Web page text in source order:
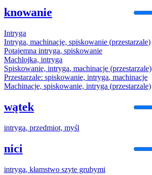
knowanie
Intryga
Intryga, machinacje, spiskowanie (przestarzale)
Potajemna intryga, spiskowanie
Machlojka, intryga
Spiskowanie, intryga, machinacje (przestarzale)
Przestarzale: spiskowanie, intryga, machinacje
Machinacje, spiskowanie, intryga (przestarzale)
wątek
intryga, przedmiot, myśl
nici
intryga, kłamstwo szyte grubymi